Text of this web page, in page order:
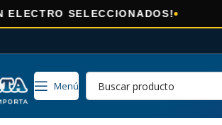
SELECCIONADOS!
Menú